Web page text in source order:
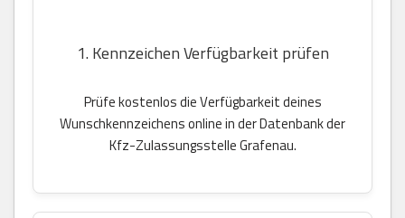
1. Kennzeichen Verfügbarkeit prüfen
Prüfe kostenlos die Verfügbarkeit deines
Wunschkennzeichens online in der Datenbank der
Kfz-Zulassungsstelle Grafenau.